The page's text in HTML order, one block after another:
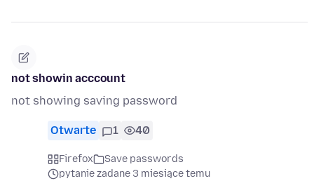
not showin acccount
not showing saving password
Otwarte 1 40
Firefox
Save passwords
pytanie zadane 3 miesiące temu